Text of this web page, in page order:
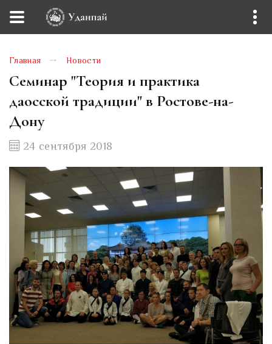
Главная Новости
Семинар "Теория и практика
даосской традиции" в Ростове-на-
Дону
24 сентября 2018